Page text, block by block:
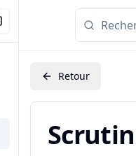
Retour